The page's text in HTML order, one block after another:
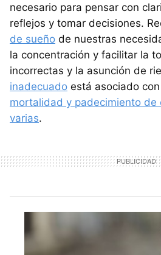
necesario para pensar con
reflejos y tomar decisiones.
de sueño de nuestras
la concentración y facilitar la
incorrectas y la asunción de
inadecuado está asociado
mortalidad y padecimiento de
varias.